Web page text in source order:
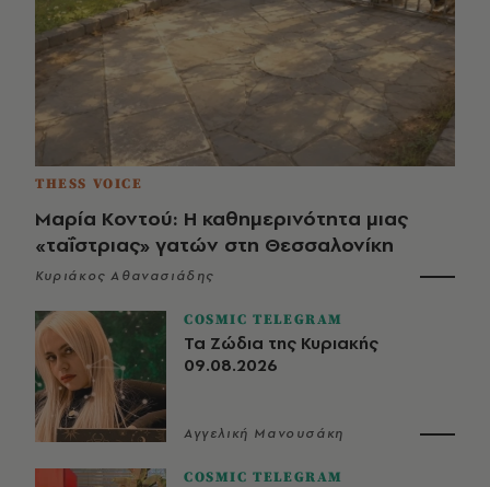
THESS VOICE
Μαρία Κοντού: Η καθημερινότητα μιας
«ταΐστριας» γατών στη Θεσσαλονίκη
Κυριάκος Αθανασιάδης
COSMIC TELEGRAM
Τα Ζώδια της Κυριακής
09.08.2026
Αγγελική Μανουσάκη
COSMIC TELEGRAM